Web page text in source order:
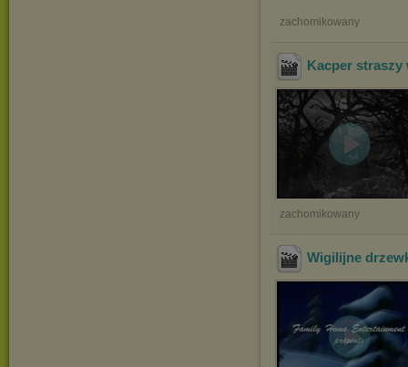
zachomikowany
Kacper straszy
zachomikowany
Wigilijne